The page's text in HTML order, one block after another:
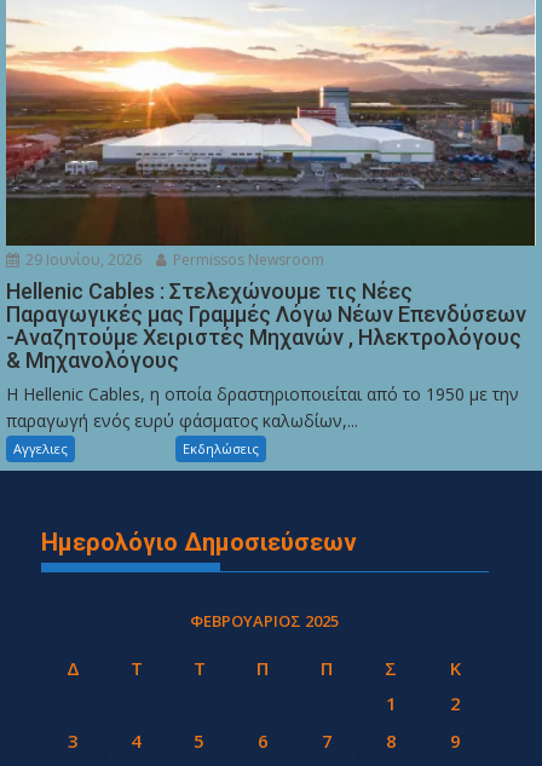
29 Ιουνίου, 2026 Permissos Newsroom
Hellenic Cables : Στελεχώνουμε τις Νέες
Παραγωγικές μας Γραμμές Λόγω Νέων Επενδύσεων
-Αναζητούμε Χειριστές Μηχανών , Ηλεκτρολόγους
& Μηχανολόγους
Η Hellenic Cables, η οποία δραστηριοποιείται από το 1950 με την
παραγωγή ενός ευρύ φάσματος καλωδίων,...
Αγγελιες Εκδηλώσεις
Ημερολόγιο Δημοσιεύσεων
ΦΕΒΡΟΥΆΡΙΟΣ 2025
Δ Τ Τ Π Π Σ
Κ
1
2
3
4 5 6 7 8
9